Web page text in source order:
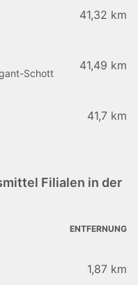
41,32 km
Schott
41,49 km
41,7 km
Filialen in der
ENTFERNUNG
1,87 km